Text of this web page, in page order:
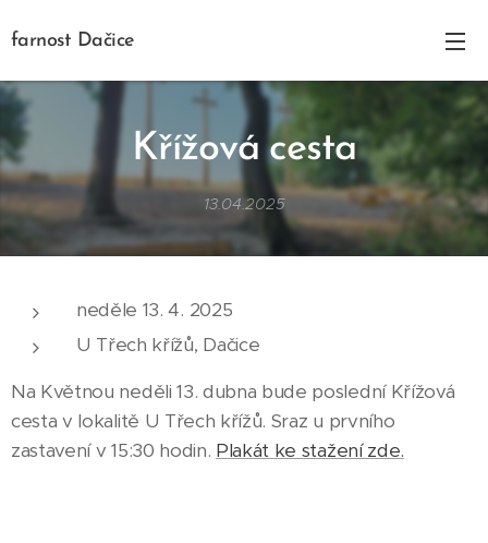
farnost Dačice
Křížová cesta
13.04.2025
neděle 13. 4. 2025
U Třech křížů, Dačice
Na Květnou neděli 13. dubna bude poslední Křížová
cesta v lokalitě U Třech křížů. Sraz u prvního
zastavení v 15:30 hodin. Plakát ke stažení zde.